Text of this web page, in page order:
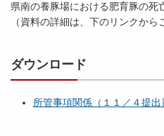
県南の養豚場における肥育豚の死
（資料の詳細は、下のリンクから
ダウンロード
所管事項関係（１１／４提出